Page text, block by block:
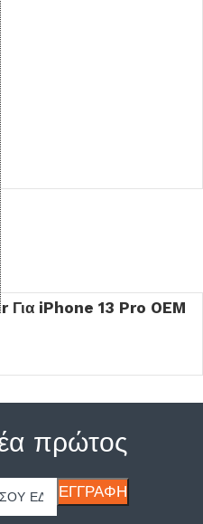
Για iPhone 13 Pro OEM
πρώτος